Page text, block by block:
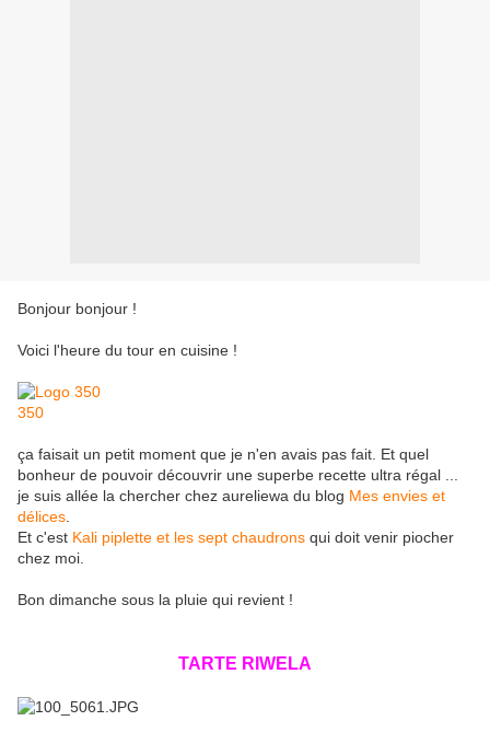
Bonjour bonjour !
Voici l'heure du tour en cuisine !
ça faisait un petit moment que je n'en avais pas fait. Et quel
bonheur de pouvoir découvrir une superbe recette ultra régal ...
je suis allée la chercher chez aureliewa du blog Mes envies et
délices
Et c'est Kali piplette et les sept chaudrons qui doit venir piocher
chez moi.
Bon dimanche sous la pluie qui revient !
TARTE RIWELA